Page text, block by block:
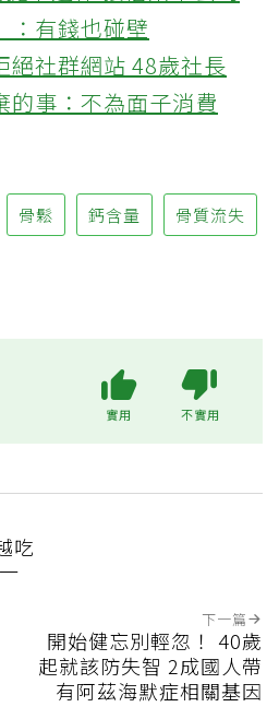
：有錢也碰壁
絕社群網站 48歲社長
的事：不為面子消費
骨鬆 鈣含量 骨質流失
實用 不實用
吃
下一篇
開始健忘別輕忽！ 40歲
起就該防失智 2成國人帶
有阿茲海默症相關基因